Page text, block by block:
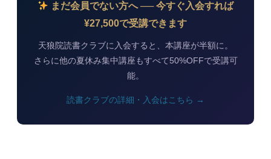
まだ会員でない方へ ── 今すぐ入会すれば
¥27,500で受講できます
天狼院読書クラブに入会すると、本講座が半額に。
さらに他の夏休み集中講座もすべて50%OFFで受講可
能。
読書クラブの詳細・入会はこちら →